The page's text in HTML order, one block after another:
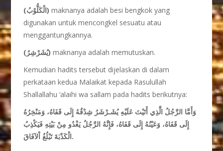
(
الْكَلُّوْبُ) maknanya adalah besi bengkok yang
digunakan untuk mencongkel sesuatu atau
menggantungkannya.
(
يُشَرْشِرُ) maknanya adalah memutuskan.
Kemudian hadits tersebut dijelaskan di dalam
perkataan kedua Malaikat kepada Rasulullah
Shallallahu ‘alaihi wa sallam pada hadits berikutnya:
وَأَمَّا الرَّجُلُ الَّذِي أَتَيْتَ عَلَيْهِ يُشَـرْشَرُ شِدْقُهُ إِلَى قَفَاهُ، وَمَنْخِرُهُ
إِلَى قَفَاهُ، وَعَيْنُهُ إِلَى قَفَاهُ، فَإِنَّهُ الرَّجُلُ يَغْدُو مِنْ بَيْتِهِ فَيَكْذِبُ
الْكَذْبَةَ تَبْلُغُ اْلآفَاقَ.